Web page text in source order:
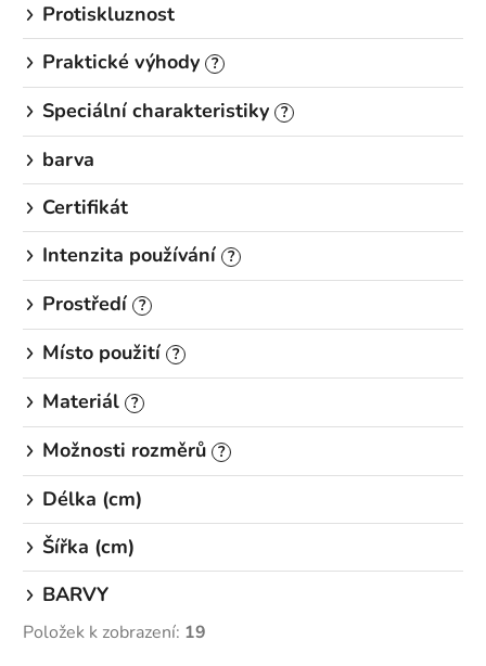
Protiskluznost
Praktické výhody ?
Speciální charakteristiky ?
barva
Certifikát
Intenzita používání ?
Prostředí ?
Místo použití ?
Materiál ?
Možnosti rozměrů ?
Délka (cm)
Šířka (cm)
BARVY
Položek k zobrazení: 19